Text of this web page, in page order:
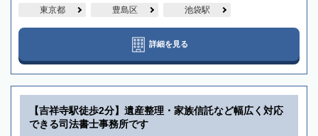
東京都 豊島区 池袋駅
詳細を見る
【吉祥寺駅徒歩2分】遺産整理・家族信託など幅広く対応
できる司法書士事務所です